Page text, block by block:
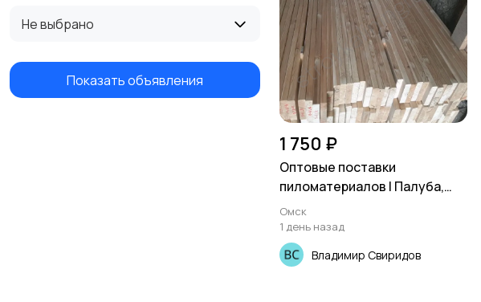
Не выбрано
Показать объявления
1 750 ₽
Оптовые поставки
пиломатериалов | Палуба,
половка, планкет, штакетник,
брусок
Омск
1 день назад
Владимир Свиридов